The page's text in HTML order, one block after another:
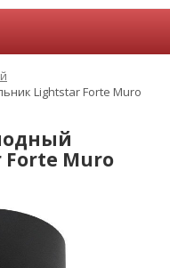
Lightstar Forte Muro
Muro